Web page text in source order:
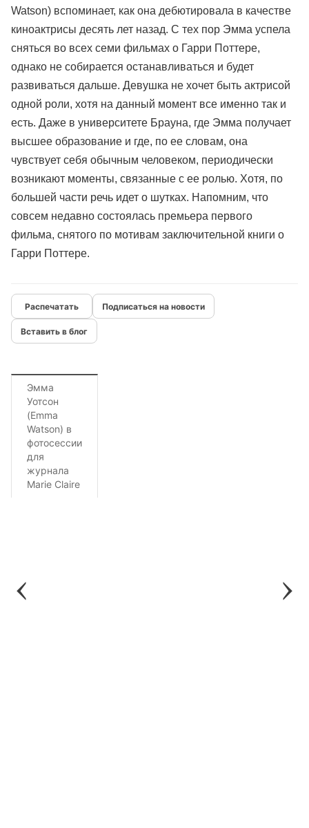
Watson) вспоминает, как она дебютировала в качестве
киноактрисы десять лет назад. С тех пор Эмма успела
сняться во всех семи фильмах о Гарри Поттере,
однако не собирается останавливаться и будет
развиваться дальше. Девушка не хочет быть актрисой
одной роли, хотя на данный момент все именно так и
есть. Даже в университете Брауна, где Эмма получает
высшее образование и где, по ее словам, она
чувствует себя обычным человеком, периодически
возникают моменты, связанные с ее ролью. Хотя, по
большей части речь идет о шутках. Напомним, что
совсем недавно состоялась премьера первого
фильма, снятого по мотивам заключительной книги о
Гарри Поттере.
Подписаться на новости
Вставить в блог
Эмма
Уотсон
(Emma
Watson) в
фотосессии
для
журнала
Marie Claire